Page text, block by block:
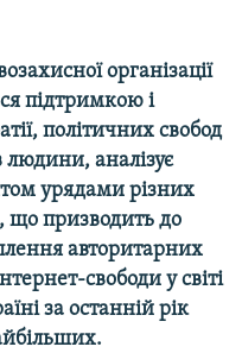
організації
підтримкою і
політичних свобод
аналізує
урядами різних
що призводить до
авторитарних
свободи у світі
за останній рік